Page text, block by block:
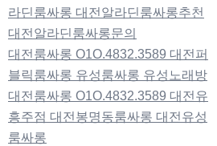
라딘룸싸롱 대전알라딘룸싸롱추천
대전알라딘룸싸롱문의
대전룸싸롱 O1O.4832.3589 대전퍼
블릭룸싸롱 유성룸싸롱 유성노래방
대전룸싸롱 O1O.4832.3589 대전유
흥주점 대전봉명동룸싸롱 대전유성
룸싸롱